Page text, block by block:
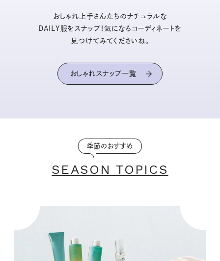
おしゃれ上手さんたちのナチュラルな
DAILY服をスナップ！気になるコーディネートを
見つけてみてくださいね。
おしゃれスナップ一覧
季節のおすすめ
SEASON TOPICS